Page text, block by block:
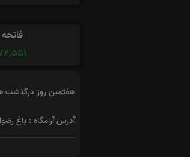
فاتحه
هفتمین روز درگذشت
آدرس آرامگاه : باغ